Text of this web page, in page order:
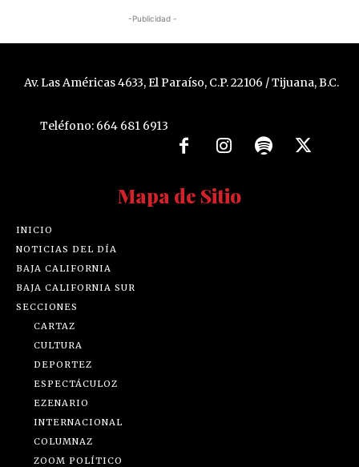
-Publicidad -
Av. Las Américas 4633, El Paraíso, C.P. 22106 / Tijuana, B.C.
Teléfono: 664 681 6913
Mapa de Sitio
INICIO
NOTICIAS DEL DÍA
BAJA CALIFORNIA
BAJA CALIFORNIA SUR
SECCIONES
CARTAZ
CULTURA
DEPORTEZ
ESPECTÁCULOZ
EZENARIO
INTERNACIONAL
COLUMNAZ
ZOOM POLÍTICO